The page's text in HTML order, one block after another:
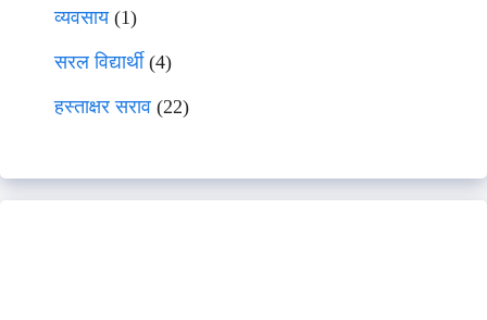
व्यवसाय(1)
सरल विद्यार्थी(4)
हस्ताक्षर सराव (22)